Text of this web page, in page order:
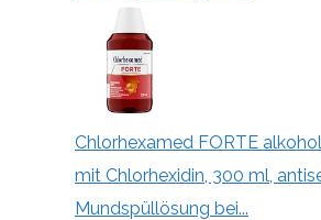
Chlorhexamed FORTE
mit Chlorhexidin, 300 ml,
Mundspüllösung bei...